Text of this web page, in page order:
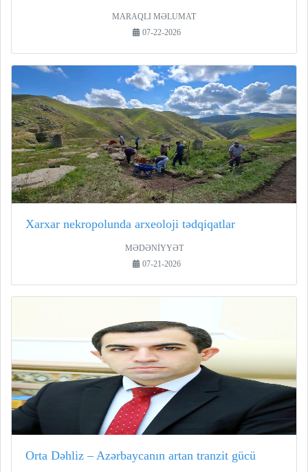
MARAQLI MƏLUMAT
07-22-2026
Xarxar nekropolunda arxeoloji tədqiqatlar
MƏDƏNİYYƏT
07-21-2026
Orta Dəhliz – Azərbaycanın artan tranzit gücü